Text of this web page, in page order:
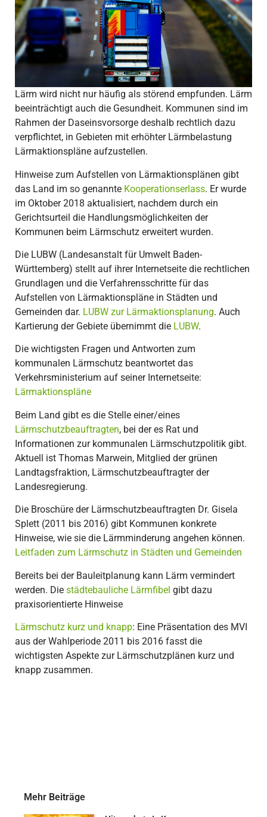
Lärm wird nicht nur häufig als störend empfunden. Lärm
beeinträchtigt auch die Gesundheit. Kommunen sind im
Rahmen der Daseinsvorsorge deshalb rechtlich dazu
verpflichtet, in Gebieten mit erhöhter Lärmbelastung
Lärmaktionspläne aufzustellen.
Hinweise zum Aufstellen von Lärmaktionsplänen gibt
das Land im so genannte Kooperationserlass. Er wurde
im Oktober 2018 aktualisiert, nachdem durch ein
Gerichtsurteil die Handlungsmöglichkeiten der
Kommunen beim Lärmschutz erweitert wurden.
Die LUBW (Landesanstalt für Umwelt Baden-
Württemberg) stellt auf ihrer Internetseite die rechtlichen
Grundlagen und die Verfahrensschritte für das
Aufstellen von Lärmaktionspläne in Städten und
Gemeinden dar. LUBW zur Lärmaktionsplanung. Auch
Kartierung der Gebiete übernimmt die LUBW.
Die wichtigsten Fragen und Antworten zum
kommunalen Lärmschutz beantwortet das
Verkehrsministerium auf seiner Internetseite:
Lärmaktionspläne
Beim Land gibt es die Stelle einer/eines
Lärmschutzbeauftragten, bei der es Rat und
Informationen zur kommunalen Lärmschutzpolitik gibt.
Aktuell ist Thomas Marwein, Mitglied der grünen
Landtagsfraktion, Lärmschutzbeauftragter der
Landesregierung.
Die Broschüre der Lärmschutzbeauftragten Dr. Gisela
Splett (2011 bis 2016) gibt Kommunen konkrete
Hinweise, wie sie die Lärmminderung angehen können.
Leitfaden zum Lärmschutz in Städten und Gemeinden
Bereits bei der Bauleitplanung kann Lärm vermindert
werden. Die städtebauliche Lärmfibel gibt dazu
praxisorientierte Hinweise
Lärmschutz kurz und knapp: Eine Präsentation des MVI
aus der Wahlperiode 2011 bis 2016 fasst die
wichtigsten Aspekte zur Lärmschutzplänen kurz und
knapp zusammen.
Mehr Beiträge